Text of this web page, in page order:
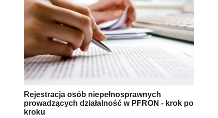
Rejestracja osób niepełnosprawnych
prowadzących działalność w PFRON - krok po
kroku